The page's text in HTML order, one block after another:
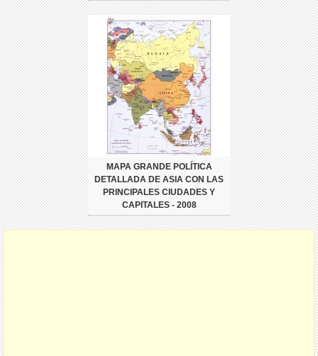
MAPA GRANDE POLÍTICA
DETALLADA DE ASIA CON LAS
PRINCIPALES CIUDADES Y
CAPITALES - 2008